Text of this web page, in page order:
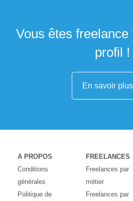
Vous êtes
profil !
En savoir plus
A PROPOS
Conditions
générales
Politique de
FREELANCES
Freelances par
métier
Freelances par